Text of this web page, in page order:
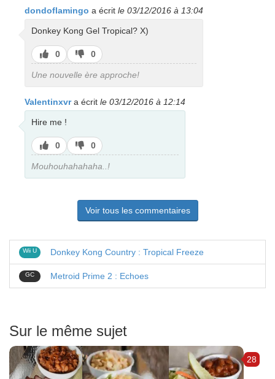
dondoflamingo a écrit le 03/12/2016 à 13:04
Donkey Kong Gel Tropical? X)
J’aime
0
J’aime
pas
0
Une nouvelle ère approche!
Valentinxvra écrit le 03/12/2016 à 12:14
Hire me !
J’aime
0
J’aime
pas
0
Mouhouhahahaha..!
Voir tous les commentaires
Wii U Donkey Kong Country : Tropical Freeze
GC Metroid Prime 2 : Echoes
Sur le même sujet
28